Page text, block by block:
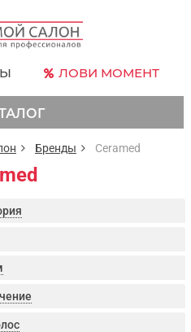
ЛОВИ МОМЕНТ
Бренды Ceramed